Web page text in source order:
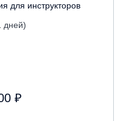
для инструкторов
дней)
₽